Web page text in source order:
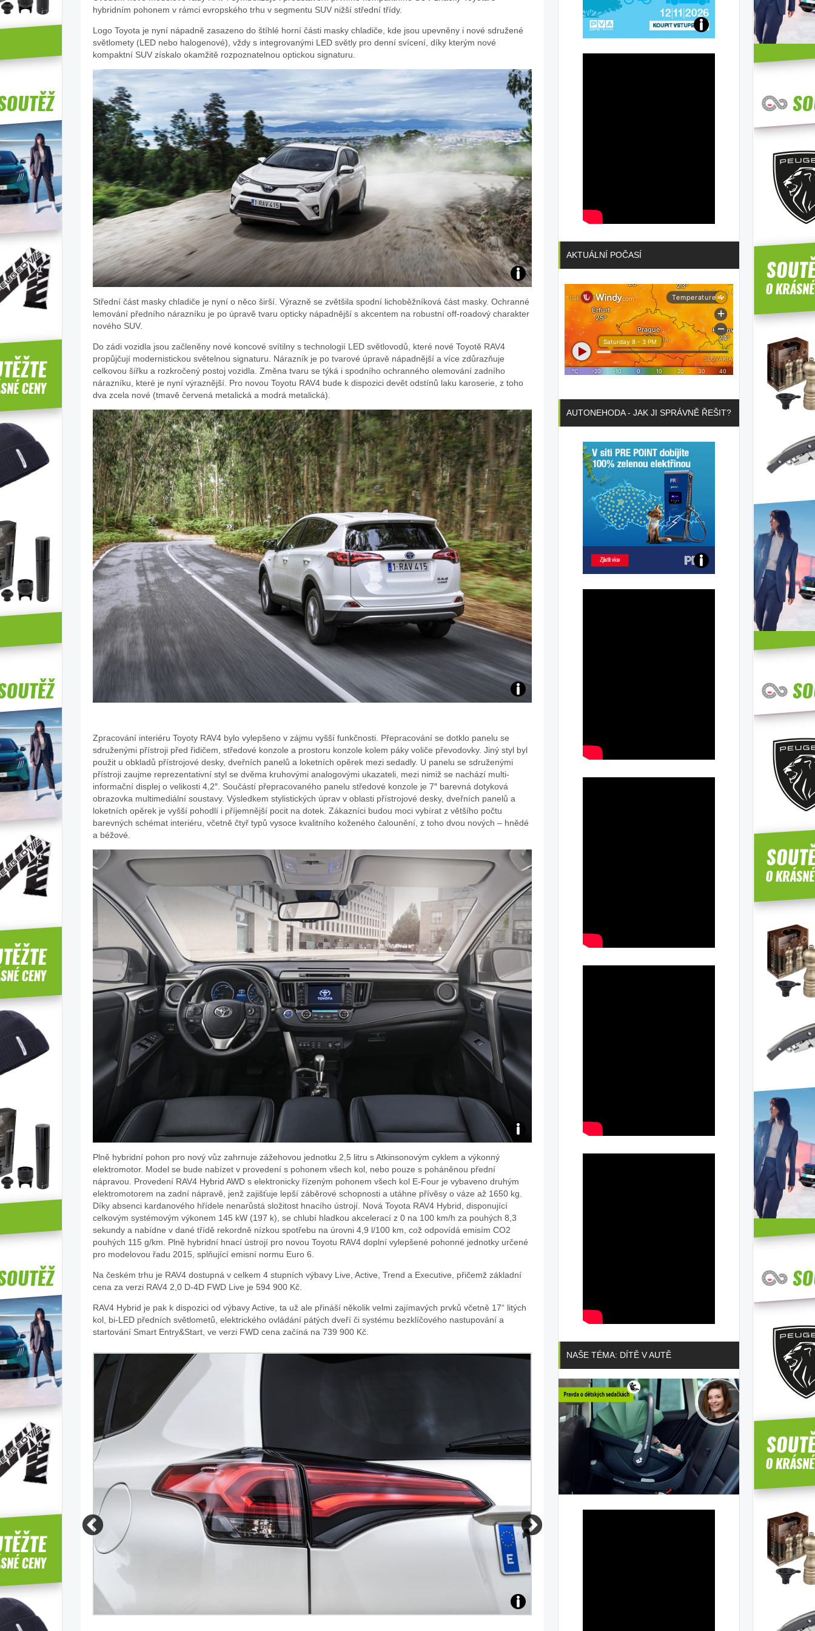
hybridním pohonem v rámci evropského trhu v segmentu SUV nižší střední třídy.
Logo Toyota je nyní nápadně zasazeno do štíhlé horní části masky chladiče, kde jsou upevněny i nové sdružené
světlomety (LED nebo halogenové), vždy s integrovanými LED světly pro denní svícení, díky kterým nové
kompaktní SUV získalo okamžitě rozpoznatelnou optickou signaturu.
Zdroj:
fotobanka
Střední část masky chladiče je nyní o něco širší. Výrazně se zvětšila spodní lichoběžníková část masky. Ochranné
lemování předního nárazníku je po úpravě tvaru opticky nápadnější s akcentem na robustní off-roadový charakter
nového SUV.
Do zádi vozidla jsou začleněny nové koncové svítilny s technologií LED světlovodů, které nové Toyotě RAV4
propůjčují modernistickou světelnou signaturu. Nárazník je po tvarové úpravě nápadnější a více zdůrazňuje
celkovou šířku a rozkročený postoj vozidla. Změna tvaru se týká i spodního ochranného olemování zadního
nárazníku, které je nyní výraznější. Pro novou Toyotu RAV4 bude k dispozici devět odstínů laku karoserie, z toho
dva zcela nové (tmavě červená metalická a modrá metalická).
Zdroj:
automobilky
Zpracování interiéru Toyoty RAV4 bylo vylepšeno v zájmu vyšší funkčnosti. Přepracování se dotklo panelu se
sdruženými přístroji před řidičem, středové konzole a prostoru konzole kolem páky voliče převodovky. Jiný styl byl
použit u obkladů přístrojové desky, dveřních panelů a loketních opěrek mezi sedadly. U panelu se sdruženými
přístroji zaujme reprezentativní styl se dvěma kruhovými analogovými ukazateli, mezi nimiž se nachází multi-
informační displej o velikosti 4,2″. Součástí přepracovaného panelu středové konzole je 7″ barevná dotyková
obrazovka multimediální soustavy. Výsledkem stylistických úprav v oblasti přístrojové desky, dveřních panelů a
loketních opěrek je vyšší pohodlí i příjemnější pocit na dotek. Zákazníci budou moci vybírat z většího počtu
barevných schémat interiéru, včetně čtyř typů vysoce kvalitního koženého čalounění, z toho dvou nových – hnědé
a béžové.
Zdroj:
Plně hybridní pohon pro nový vůz zahrnuje zážehovou jednotku 2,5 litru s Atkinsonovým cyklem a výkonný
elektromotor. Model se bude nabízet v provedení s pohonem všech kol, nebo pouze s poháněnou přední
nápravou. Provedení RAV4 Hybrid AWD s elektronicky řízeným pohonem všech kol E-Four je vybaveno druhým
elektromotorem na zadní nápravě, jenž zajišťuje lepší záběrové schopnosti a utáhne přívěsy o váze až 1650 kg.
Díky absenci kardanového hřídele nenarůstá složitost hnacího ústrojí. Nová Toyota RAV4 Hybrid, disponující
celkovým systémovým výkonem 145 kW (197 k), se chlubí hladkou akcelerací z 0 na 100 km/h za pouhých 8,3
sekundy a nabídne v dané třídě rekordně nízkou spotřebu na úrovni 4,9 l/100 km, což odpovídá emisím CO2
pouhých 115 g/km. Plně hybridní hnací ústrojí pro novou Toyotu RAV4 doplní vylepšené pohonné jednotky určené
pro modelovou řadu 2015, splňující emisní normu Euro 6.
Na českém trhu je RAV4 dostupná v celkem 4 stupních výbavy Live, Active, Trend a Executive, přičemž základní
cena za verzi RAV4 2,0 D-4D FWD Live je 594 900 Kč.
RAV4 Hybrid je pak k dispozici od výbavy Active, ta už ale přináší několik velmi zajímavých prvků včetně 17“ litých
kol, bi-LED předních světlometů, elektrického ovládání pátých dveří či systému bezklíčového nastupování a
startování Smart Entry&Start, ve verzi FWD cena začíná na 739 900 Kč.
Zdroj:
Přijďte
AKTUÁLNÍ POČASÍ
AUTONEHODA - JAK JI SPRÁVNĚ ŘEŠIT?
Poznejte
NAŠE TÉMA: DÍTĚ V AUTĚ